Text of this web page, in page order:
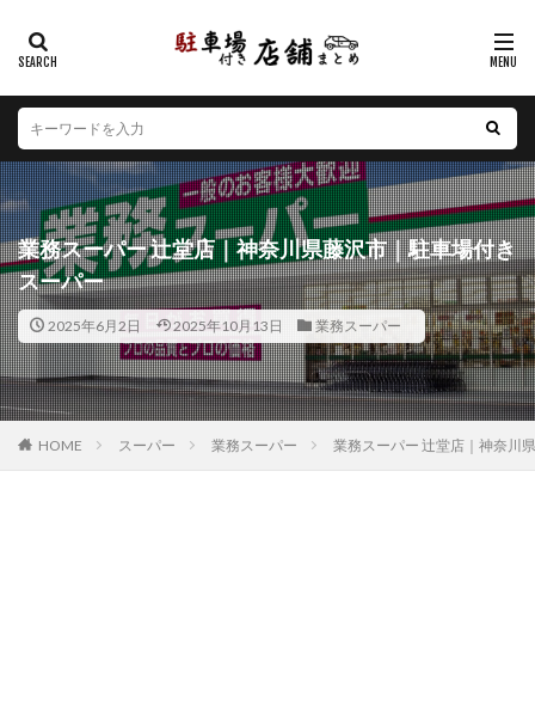
業務スーパー 辻堂店｜神奈川県藤沢市｜駐車場付き
スーパー
2025年6月2日 2025年10月13日 業務スーパー
HOME スーパー 業務スーパー 業務スーパー 辻堂店｜神奈川
カテゴリー
エリア
北海道 青森県 岩手県 宮城県
秋田県
山形県
福島県 茨城県 栃木県
群馬県
埼玉県
千葉県 東京都 神奈川県
新潟県
山梨県
長野県 富山県 石川県
福井県
岐阜県
静岡県 愛知県 三重県
滋賀県
京都府
大阪府 兵庫県 奈良県
和歌山県
鳥取県
島根県 岡山県 広島県
山口県
徳島県
香川県 愛媛県 高知県
福岡県
佐賀県
長崎県 熊本県 大分県
宮崎県